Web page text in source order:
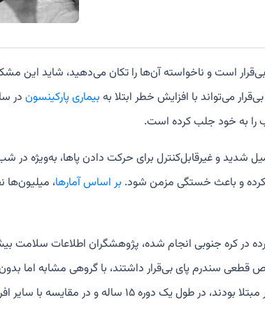
است و ناخواسته آن‌ها را تکان می‌دهید، شاید این
می‌تواند با افزایش خطر ابتلا به بیماری پارکینسوندر
را به خود جلب کرده است.
و غیرقابل‌کنترل برای حرکت دادن پاها، به‌ویژه در
و باعث خستگی مزمن شود. بر اساس آمارها، میلیون‌ها
در کره جنوبی انجام شده، پژوهشگران اطلاعات سلامت
حدود ۱۰ هزار نفر که تشخیص قطعی سندرم پای بی‌قرار داشتند، با گروهی
طبق نتایج این پژوهش، افرادی که به سندرم پای بی‌قرار مبتلا بودند، در طول یک